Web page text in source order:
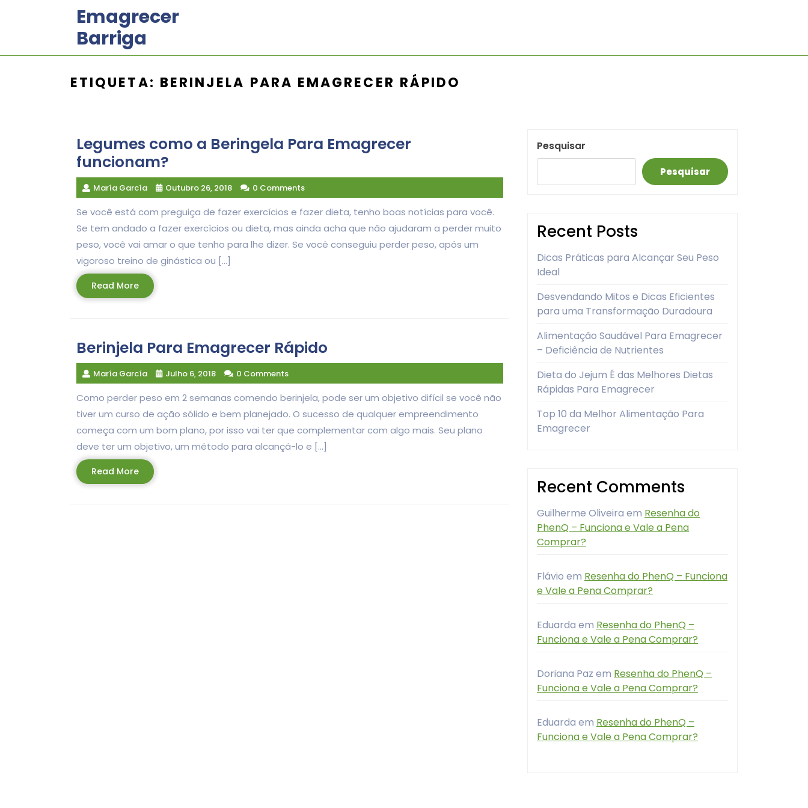
Emagrecer
Barriga
ETIQUETA: BERINJELA PARA EMAGRECER RÁPIDO
Legumes como a Beringela Para Emagrecer
funcionam?
María García Outubro 26, 2018 0 Comments
Se você está com preguiça de fazer exercícios e fazer dieta, tenho boas notícias para você.
Se tem andado a fazer exercícios ou dieta, mas ainda acha que não ajudaram a perder muito
peso, você vai amar o que tenho para lhe dizer. Se você conseguiu perder peso, após um
vigoroso treino de ginástica ou […]
Read MoreRead
More
Berinjela Para Emagrecer Rápido
María García Julho 6, 2018 0 Comments
Como perder peso em 2 semanas comendo berinjela, pode ser um objetivo difícil se você não
tiver um curso de ação sólido e bem planejado. O sucesso de qualquer empreendimento
começa com um bom plano, por isso vai ter que complementar com algo mais. Seu plano
deve ter um objetivo, um método para alcançá-lo e […]
Read MoreRead
More
Pesquisar
Pesquisar
Recent Posts
Dicas Práticas para Alcançar Seu Peso
Ideal
Desvendando Mitos e Dicas Eficientes
para uma Transformação Duradoura
Alimentação Saudável Para Emagrecer
– Deficiência de Nutrientes
Dieta do Jejum É das Melhores Dietas
Rápidas Para Emagrecer
Top 10 da Melhor Alimentação Para
Emagrecer
Recent Comments
Guilherme Oliveira em Resenha do
PhenQ – Funciona e Vale a Pena
Comprar?
Flávio em Resenha do PhenQ – Funciona
e Vale a Pena Comprar?
Eduarda em Resenha do PhenQ –
Funciona e Vale a Pena Comprar?
Doriana Paz em Resenha do PhenQ –
Funciona e Vale a Pena Comprar?
Eduarda em Resenha do PhenQ –
Funciona e Vale a Pena Comprar?